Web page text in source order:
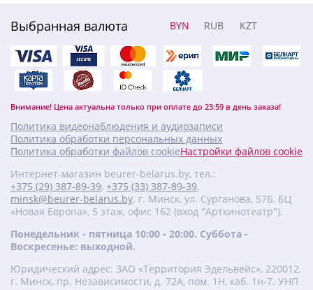
Выбранная валюта BYN RUB KZT
Внимание! Цена актуальна только при оплате до 23:59 в день заказа!
Политика видеонаблюдения и аудиозаписи
Политика обработки персональных данных
Политика обработки файлов cookieНастройки файлов cookie
Интернет-магазин beurer-belarus.by, тел.:
+375 (29) 387-89-39, +375 (33) 387-89-39,
minsk@beurer-belarus.by. г. Минск, ул. Сурганова, 57Б, БЦ
«Новая Европа», 5 этаж, офис 162 (вход "Арткинотеатр").
Понедельник - пятница 10:00 - 20:00. Суббота -
Воскресенье: выходной.
Юридический адрес: ЗАО «Территория Эдельвейс», 220012,
г. Минск, пр. Независимости, д. 72А, пом. 1Н, каб. 1н-7. УНП